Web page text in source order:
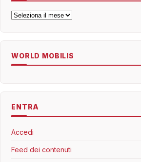
Archivi
WORLD MOBILIS
ENTRA
Accedi
Feed dei contenuti